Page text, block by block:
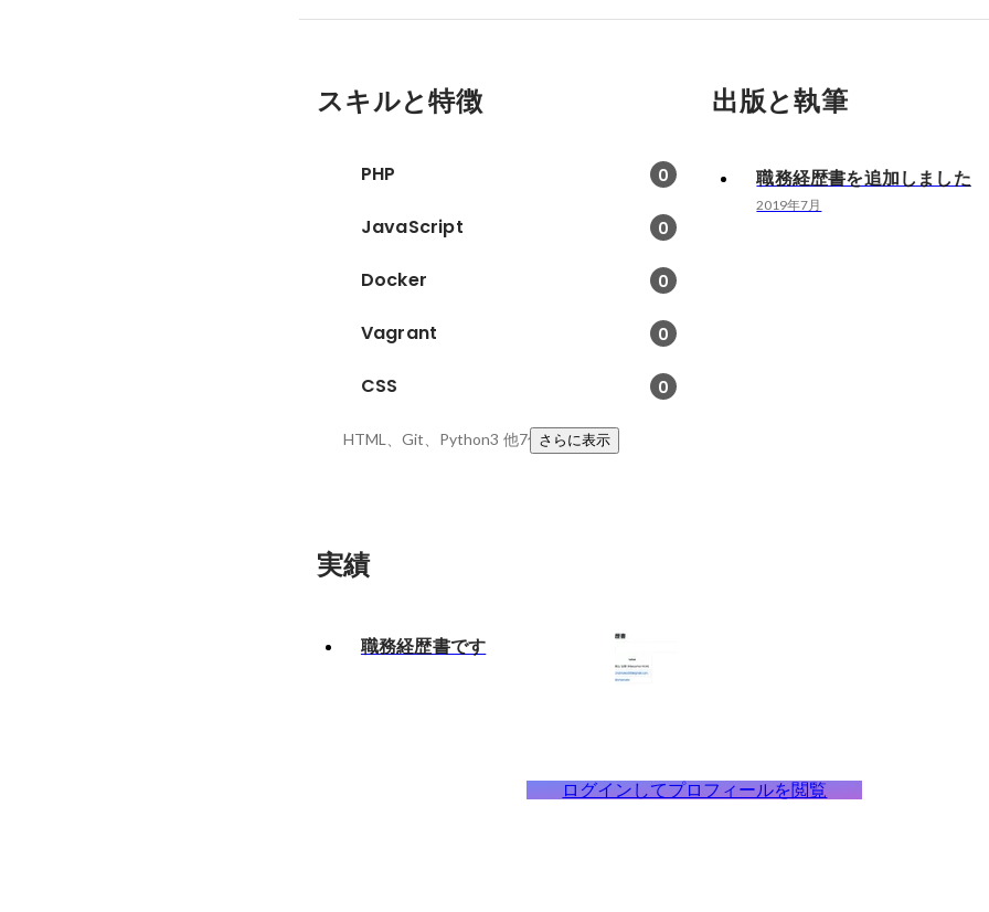
スキルと特徴
PHP 0
JavaScript 0
Docker 0
Vagrant 0
CSS 0
HTML、Git、Python3 他7件さらに表示
出版と執筆
職務経歴書を追加しました
2019年7月
実績
職務経歴書です
ログインしてプロフィールを閲覧